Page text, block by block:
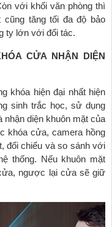
với khối văn phòng thì
cũng tăng tối đa độ bảo
ty lớn với đối tác.
CỬA NHẬN DIỆN
khóa hiện đại nhất hiện
sinh trắc học, sử dụng
nhận diện khuôn mặt của
khóa cửa, camera hồng
đối chiếu và so sánh với
thống. Nếu khuôn mặt
ngược lại cửa sẽ giữ